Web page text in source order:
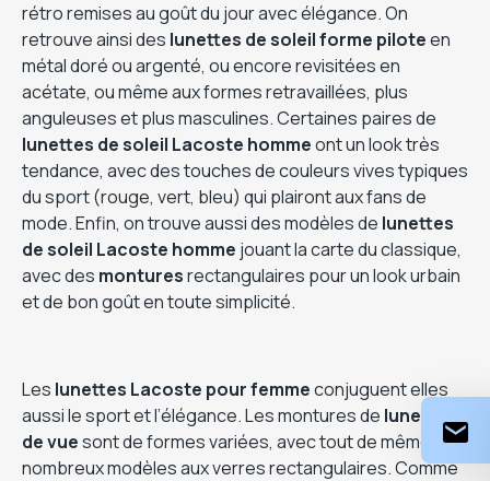
rétro remises au goût du jour avec élégance. On
retrouve ainsi des lunettes de soleil forme piloteen
métal doré ou argenté, ou encore revisitées en
acétate, ou même aux formes retravaillées, plus
anguleuses et plus masculines. Certaines paires de
lunettes de soleil Lacoste hommeont un look très
tendance, avec des touches de couleurs vives typiques
du sport (rouge, vert, bleu) qui plairont aux fans de
mode. Enfin, on trouve aussi des modèles de lunettes
de soleil Lacoste homme jouant la carte du classique,
avec des monturesrectangulaires pour un look urbain
et de bon goût en toute simplicité.
Les lunettes Lacoste pour femmeconjuguent elles
aussi le sport et l’élégance. Les montures de lunettes
de vuesont de formes variées, avec tout de même de
nombreux modèles aux verres rectangulaires. Comme